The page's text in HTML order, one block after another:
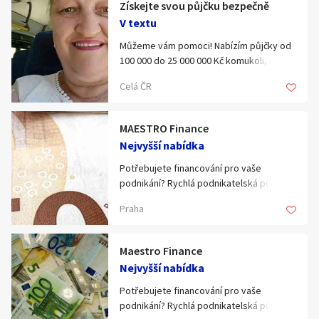
Získejte svou půjčku bezpečně
V textu
Můžeme vám pomoci! Nabízím půjčky od
100 000 do 25 000 000 Kč komukoli, kdo je
%. Pokud potřebujete půjčku naléhavě,
více informací nás prosím kontaktujte na
adrese tanzinaluca@gmail.com.
Celá ČR
MAESTRO Finance
Nejvyšší nabídka
Potřebujete financování pro vaše
podnikání? Rychlá podnikatelská půjčka,
Odpovězte ANO nebo nás kontaktujte.
Praha
Maestro Finance
Nejvyšší nabídka
Potřebujete financování pro vaše
podnikání? Rychlá podnikatelská půjčka,
Km
Celá ČR
Hlavní město Praha
Jihočeský kraj
Jihomoravský kraj
Zobrazit všechny regiony
Stáří inzerátu
Klíčové slovo:
Neuvedeno
Lokalita:
Neuvedeno
Ráno
E-mail
Souhlasím s personalizací nabídek, zasíláním
marketingových materiálů a upozornění.